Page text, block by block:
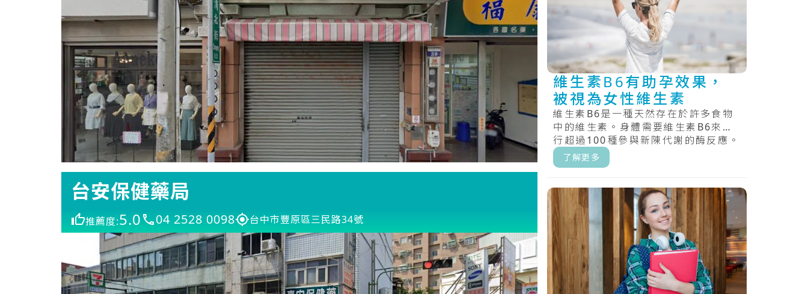
台安保健藥局
推薦度:5.0 04 2528 0098 台中市豐原區三民路34號
維生素B6有助孕效果，
被視為女性維生素
維生素B6是一種天然存在於許多食物
中的維生素。身體需要維生素B6來進
行超過100種參與新陳代謝的酶反應。
維生素B6還參與懷孕和嬰兒期的
大.....
了解更多